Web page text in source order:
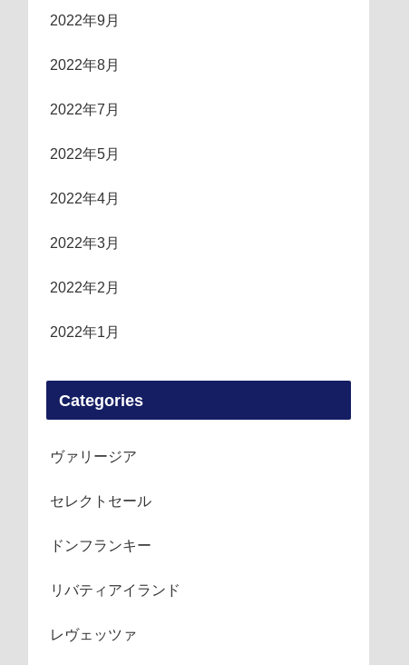
2022年9月
2022年8月
2022年7月
2022年5月
2022年4月
2022年3月
2022年2月
2022年1月
Categories
ヴァリージア
セレクトセール
ドンフランキー
リバティアイランド
レヴェッツァ